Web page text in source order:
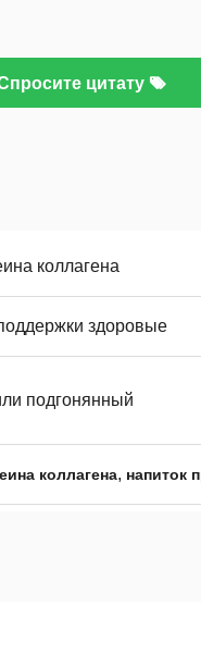
цитату
коллагена
здоровые
подгонянный
коллагена, напиток